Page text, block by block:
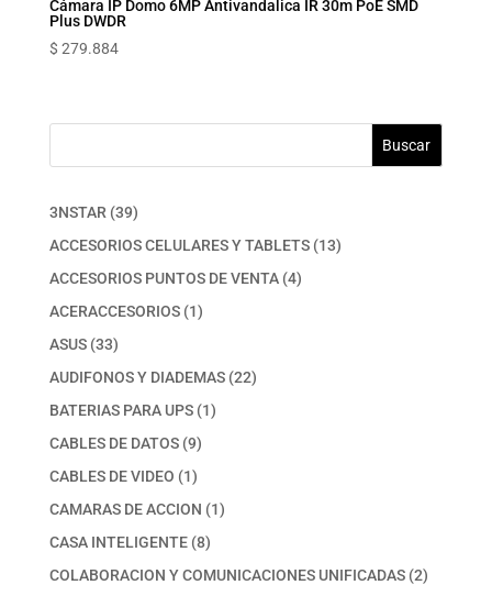
Cámara IP Domo 6MP Antivandalica IR 30m PoE SMD
Plus DWDR
$ 279.884
Buscar
3NSTAR 3939
productos
ACCESORIOS CELULARES Y TABLETS 1313
ACCESORIOS PUNTOS DE VENTA 44
ACERACCESORIOS 11
ASUS 3333
productos
AUDIFONOS Y DIADEMAS 2222
BATERIAS PARA UPS 11
CABLES DE DATOS 99
productos
CABLES DE VIDEO 11
producto
CAMARAS DE ACCION 11
CASA INTELIGENTE 88
productos
COLABORACION Y COMUNICACIONES UNIFICADAS 22